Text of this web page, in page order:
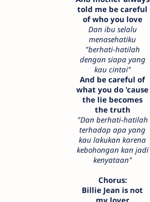
told me be careful
of who you love
Dan ibu selalu
menasehatiku
"berhati-hatilah
dengan siapa yang
kau cintai"
And be careful of
what you do 'cause
the lie becomes
the truth
"Dan berhati-hatilah
terhadap apa yang
kau lakukan karena
kebohongan kan jadi
kenyataan"
Chorus:
Billie Jean is not